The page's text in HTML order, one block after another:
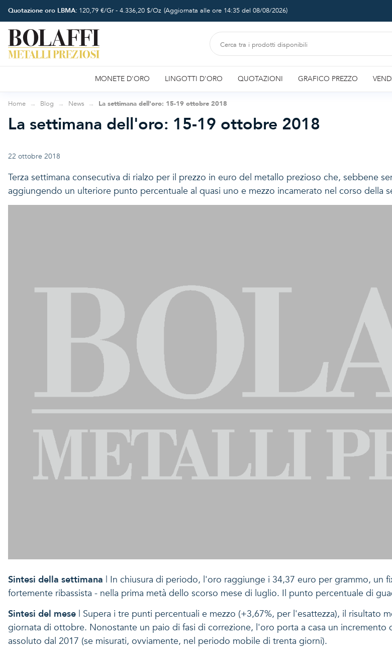
Quotazione oro LBMA: 120,79 €/Gr - 4.336,20 $/Oz (Aggiornata alle ore 14:35 del 08/08/2026)
MONETE D'ORO LINGOTTI D'ORO QUOTAZIONI GRAFICO PREZZO
Home Blog News La settimana dell'oro: 15-19 ottobre 2018
La settimana dell'oro: 15-19 ottobre 2018
22 ottobre 2018
Terza settimana consecutiva di rialzo per il prezzo in euro del metallo prezioso che, sebbene
aggiungendo un ulteriore punto percentuale al quasi uno e mezzo incamerato nel corso della
Sintesi della settimana | In chiusura di periodo, l'oro raggiunge i 34,37 euro per grammo, un
fortemente ribassista - nella prima metà dello scorso mese di luglio. Il punto percentuale di
Sintesi del mese | Supera i tre punti percentuali e mezzo (+3,67%, per l'esattezza), il risultato
giornata di ottobre. Nonostante un paio di fasi di correzione, l'oro porta a casa un
assoluto dal 2017 (se misurati, ovviamente, nel periodo mobile di trenta giorni).